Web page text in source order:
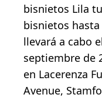
bisnietos Lila
bisnietos
llevará a cabo
septiembre de
en Lacerenza
Avenue,